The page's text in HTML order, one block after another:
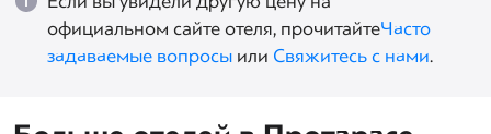
официальном сайте отеля, прочитайтеЧасто
задаваемые вопросы или Свяжитесь с нами.